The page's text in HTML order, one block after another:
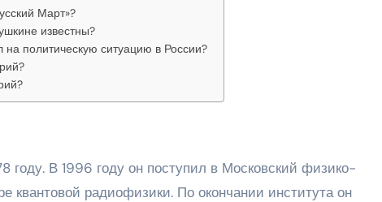
Март»?
известны?
политическую ситуацию в России?
В 1996 году он поступил в Московский физико-
квантовой радиофизики. По окончании института он